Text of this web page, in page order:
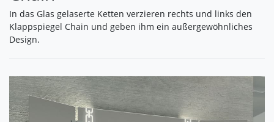
In das Glas gelaserte Ketten verzieren rechts und links den
Klappspiegel Chain und geben ihm ein außergewöhnliches
Design.